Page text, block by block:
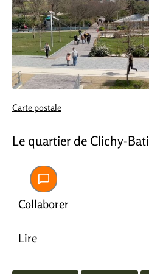
Carte postale
Le quartier de Clichy-
Collaborer
Lire